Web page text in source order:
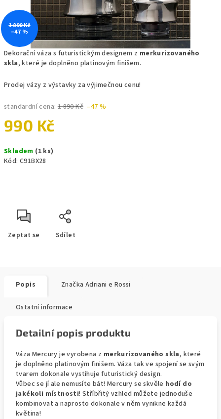
Dekorační váza s futuristickým designem z merkurizovaného
skla, které je doplněno platinovým finišem.
Prodej vázy z výstavky za výjimečnou cenu!
standardní cena: 1 890 Kč –47 %
990 Kč
cena:
Skladem (1 ks)
Kód: C91BX28
Zeptat se Sdílet
1 890 Kč
–47 %
Popis Značka Adriani e Rossi
Ostatní informace
Detailní popis produktu
Váza Mercury je vyrobena z merkurizovaného skla, které
je doplněno platinovým finišem. Váza tak ve spojení se svým
tvarem dokonale vystihuje futuristický design.
Vůbec se jí ale nemusíte bát! Mercury se skvěle hodí do
jakékoli místnosti! Stříbřitý vzhled můžete jednoduše
kombinovat a naprosto dokonale v něm vynikne každá
květina!